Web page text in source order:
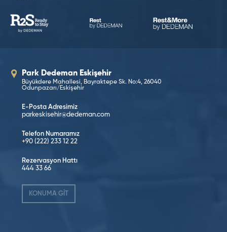
Park Dedeman Eskişehir
Büyükdere Mahallesi, Bayraktepe Sk. No:4, 26040
Odunpazarı/Eskişehir
E-Posta Adresimiz
parkeskisehir@dedeman.com
Telefon Numaramız
+90 (222) 233 12 22
Rezervasyon Hattı
444 33 66
KONUMA GİT